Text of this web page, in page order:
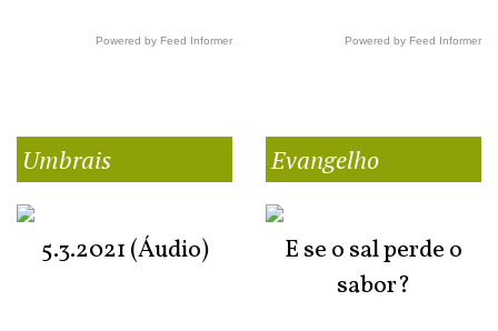
Powered by Feed Informer Powered by Feed Informer
Umbrais
5.3.2021 (Áudio)
Evangelho
E se o sal perde o
sabor?